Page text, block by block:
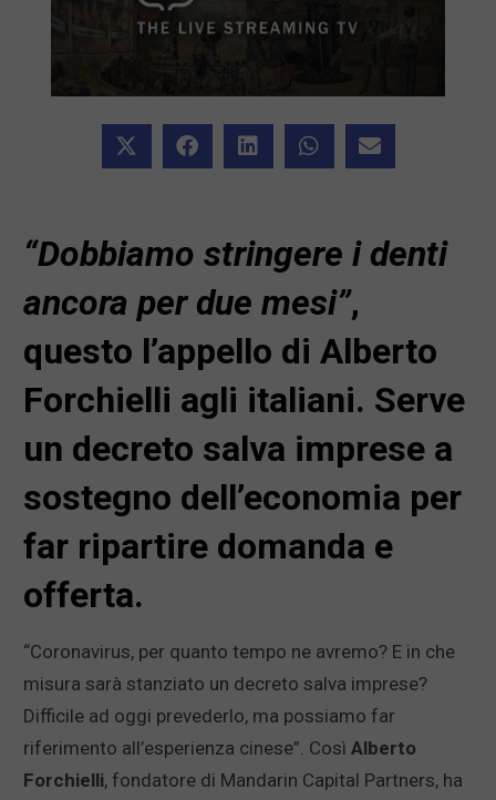
“Dobbiamo stringere i denti
ancora per due mesi”,
questo l’appello di Alberto
Forchielli agli italiani. Serve
un decreto salva imprese a
sostegno dell’economia per
far ripartire domanda e
offerta.
“Coronavirus, per quanto tempo ne avremo? E in che
misura sarà stanziato un decreto salva imprese?
Difficile ad oggi prevederlo, ma possiamo far
riferimento all’esperienza cinese”. Così Alberto
Forchielli, fondatore di Mandarin Capital Partners, ha